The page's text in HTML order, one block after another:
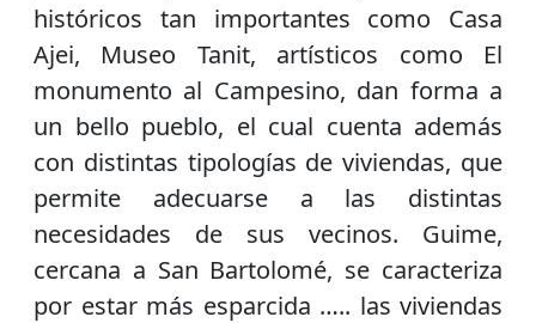
históricos tan importantes como Casa
Ajei, Museo Tanit, artísticos como El
monumento al Campesino, dan forma a
un bello pueblo, el cual cuenta además
con distintas tipologías de viviendas, que
permite adecuarse a las distintas
necesidades de sus vecinos. Guime,
cercana a San Bartolomé, se caracteriza
por estar más esparcida ….. las viviendas